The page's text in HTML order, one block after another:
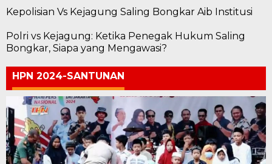
Kepolisian Vs Kejagung Saling Bongkar Aib Institusi
Polri vs Kejagung: Ketika Penegak Hukum Saling
Bongkar, Siapa yang Mengawasi?
HPN 2024-SANTUNAN